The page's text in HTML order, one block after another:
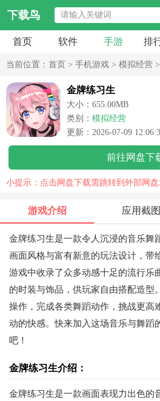
下载鸟
首页 软件 手游 排
当前位置： 首页 > 手机游戏 > 模拟经营 >
金牌练习生
大小：655.00MB
类别： 模拟经营
更新：2026-07-09
前往网盘下
小提示：点击网盘下载需跳转到外部网盘
游戏介绍 应用截图
金牌练习生是一款令人沉浸的音乐舞
画面风格与富有新意的玩法设计，带
游戏中收录了众多动感十足的流行乐
的时装与饰品，供玩家自由搭配造型
操作，完成各类舞蹈动作，挑战更高
动的快感。快来加入这场音乐与舞蹈
吧！
金牌练习生介绍：
金牌练习生是一款画面表现力出色的